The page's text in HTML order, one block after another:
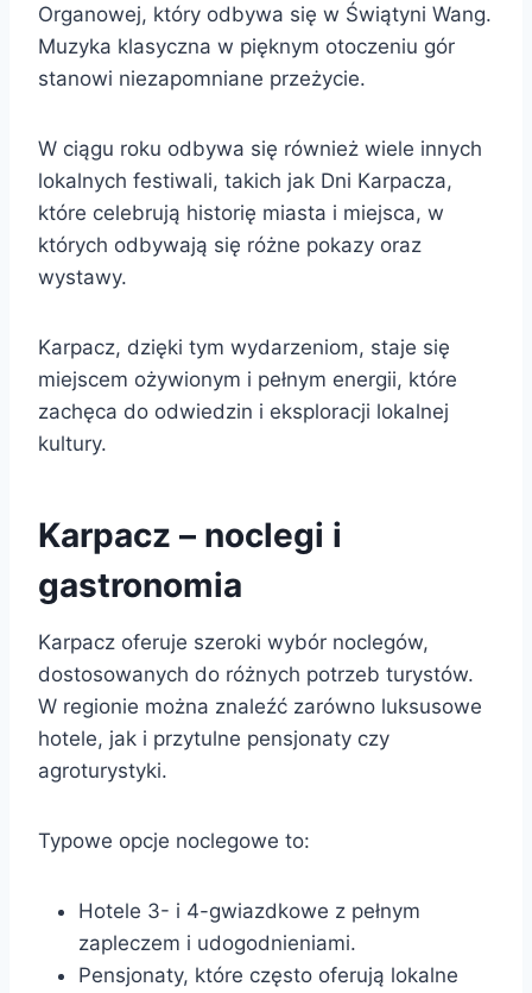
Organowej, który odbywa się w Świątyni Wang.
Muzyka klasyczna w pięknym otoczeniu gór
stanowi niezapomniane przeżycie.
W ciągu roku odbywa się również wiele innych
lokalnych festiwali, takich jak Dni Karpacza,
które celebrują historię miasta i miejsca, w
których odbywają się różne pokazy oraz
wystawy.
Karpacz, dzięki tym wydarzeniom, staje się
miejscem ożywionym i pełnym energii, które
zachęca do odwiedzin i eksploracji lokalnej
kultury.
Karpacz – noclegi i
gastronomia
Karpacz oferuje szeroki wybór noclegów,
dostosowanych do różnych potrzeb turystów.
W regionie można znaleźć zarówno luksusowe
hotele, jak i przytulne pensjonaty czy
agroturystyki.
Typowe opcje noclegowe to:
Hotele 3- i 4-gwiazdkowe z pełnym
zapleczem i udogodnieniami.
Pensjonaty, które często oferują lokalne